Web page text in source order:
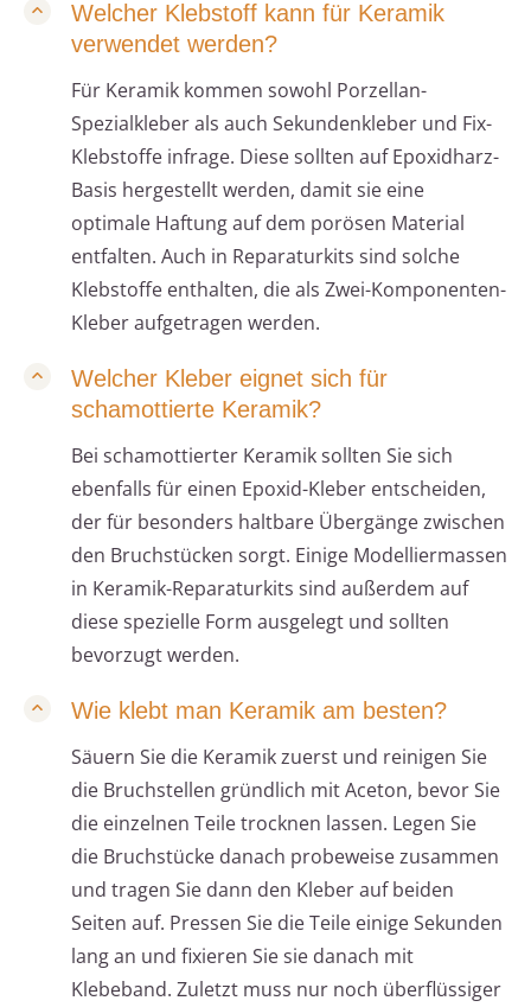
Welcher Klebstoff kann für Keramik
verwendet werden?
Für Keramik kommen sowohl Porzellan-
Spezialkleber als auch Sekundenkleber und Fix-
Klebstoffe infrage. Diese sollten auf Epoxidharz-
Basis hergestellt werden, damit sie eine
optimale Haftung auf dem porösen Material
entfalten. Auch in Reparaturkits sind solche
Klebstoffe enthalten, die als Zwei-Komponenten-
Kleber aufgetragen werden.
Welcher Kleber eignet sich für
schamottierte Keramik?
Bei schamottierter Keramik sollten Sie sich
ebenfalls für einen Epoxid-Kleber entscheiden,
der für besonders haltbare Übergänge zwischen
den Bruchstücken sorgt. Einige Modelliermassen
in Keramik-Reparaturkits sind außerdem auf
diese spezielle Form ausgelegt und sollten
bevorzugt werden.
Wie klebt man Keramik am besten?
Säuern Sie die Keramik zuerst und reinigen Sie
die Bruchstellen gründlich mit Aceton, bevor Sie
die einzelnen Teile trocknen lassen. Legen Sie
die Bruchstücke danach probeweise zusammen
und tragen Sie dann den Kleber auf beiden
Seiten auf. Pressen Sie die Teile einige Sekunden
lang an und fixieren Sie sie danach mit
Klebeband. Zuletzt muss nur noch überflüssiger